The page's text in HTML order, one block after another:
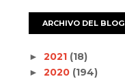
ARCHIVO DEL BLOG
► 2021 (18)
► 2020 (194)